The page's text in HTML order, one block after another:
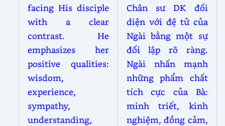
facing His disciple
with a clear
contrast. He
emphasizes her
positive qualities:
wisdom,
experience,
sympathy,
understanding,
Chân sư DK đối
diện với đệ tử của
Ngài bằng một sự
đối lập rõ ràng.
Ngài nhấn mạnh
những phẩm chất
tích cực của Bà:
minh triết, kinh
nghiệm, đồng cảm,